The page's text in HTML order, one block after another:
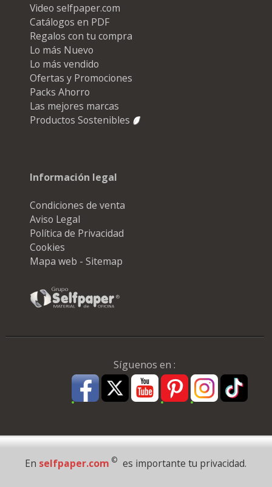
Video selfpaper.com
Catálogos en PDF
Regalos con tu compra
Lo más Nuevo
Lo más vendido
Ofertas y Promociones
Packs Ahorro
Las mejores marcas
Productos Sostenibles
Información legal
Condiciones de venta
Aviso Legal
Política de Privacidad
Cookies
Mapa web - Sitemap
Síguenos en :
Pago Seguro
En selfpaper.com © es importante tu privacidad.